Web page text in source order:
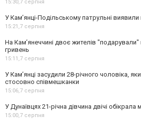
15:30,7 серпня
У Кам’янці-Подільському патрульні
15:21,7 серпня
На Камʼянеччині двоє жителів
гривень
15:11,7 серпня
У Камʼянці засудили 28-річного чоловіка,
стосовно співмешканки
15:06,7 серпня
У Дунаївцях 21-річна дівчина двічі обікрала
15:00,7 серпня